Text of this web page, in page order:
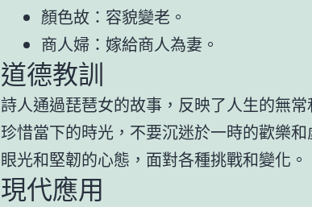
顏色故：容貌變老。
商人婦：嫁給商人為妻。
道德教訓
詩人通過琵琶女的故事，反映了人生的無
珍惜當下的時光，不要沉迷於一時的歡樂
眼光和堅韌的心態，面對各種挑戰和變化。
現代應用